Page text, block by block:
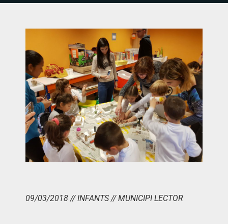
09/03/2018 // INFANTS // MUNICIPI LECTOR